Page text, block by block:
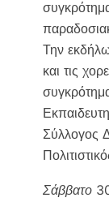
Την
και τις
Σύλλογος
Σάββατο